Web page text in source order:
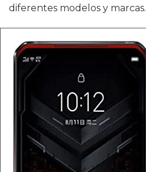
diferentes modelos y marcas.